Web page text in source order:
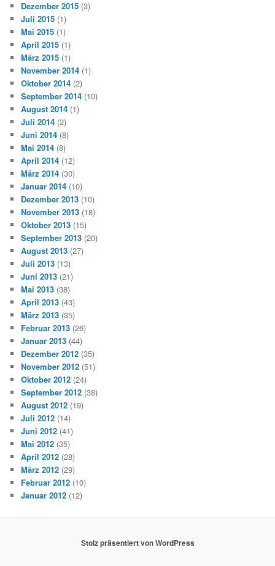
Dezember 2015 (3)
Juli 2015 (1)
Mai 2015 (1)
April 2015 (1)
März 2015 (1)
November 2014 (1)
Oktober 2014 (2)
September 2014 (10)
August 2014 (1)
Juli 2014 (2)
Juni 2014 (8)
Mai 2014 (8)
April 2014 (12)
März 2014 (30)
Januar 2014 (10)
Dezember 2013 (10)
November 2013 (18)
Oktober 2013 (15)
September 2013 (20)
August 2013 (27)
Juli 2013 (13)
Juni 2013 (21)
Mai 2013 (38)
April 2013 (43)
März 2013 (35)
Februar 2013 (26)
Januar 2013 (44)
Dezember 2012 (35)
November 2012 (51)
Oktober 2012 (24)
September 2012 (38)
August 2012 (19)
Juli 2012 (14)
Juni 2012 (41)
Mai 2012 (35)
April 2012 (28)
März 2012 (29)
Februar 2012 (10)
Januar 2012 (12)
Stolz präsentiert von WordPress